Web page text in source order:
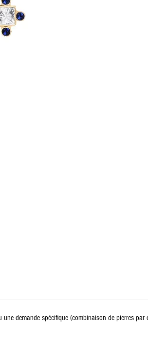
demande spécifique (combinaison de pierres par